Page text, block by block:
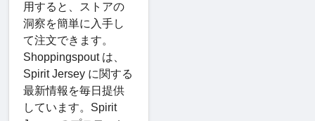
用すると、ストアの
洞察を簡単に入手し
て注文できます。
Shoppingspout は、
Spirit Jersey に関する
最新情報を毎日提供
しています。Spirit